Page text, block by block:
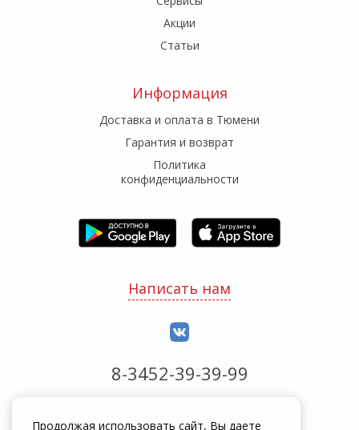
Акции
Статьи
Информация
Доставка и оплата в Тюмени
Гарантия и возврат
Политика
конфиденциальности
Написать нам
8-3452-39-39-99
Продолжая использовать сайт, Вы даете